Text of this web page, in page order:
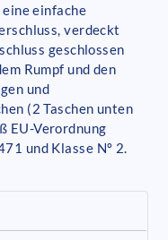
einfache
verdeckt
geschlossen
Rumpf und den
und
(2 Taschen unten
EU-Verordnung
und Klasse Nº 2.